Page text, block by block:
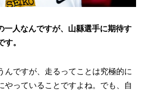
一人なんですが、山縣選手に期待す
す。
んですが、走るってことは究極的に
やっていることですよね。でも、自